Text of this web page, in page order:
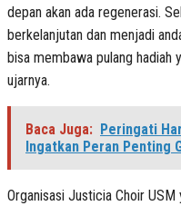
depan akan ada regenerasi.
berkelanjutan dan menjadi
bisa membawa pulang hadiah
ujarnya.
Baca Juga: Peringati
Ingatkan Peran Penting
Organisasi Justicia Choir